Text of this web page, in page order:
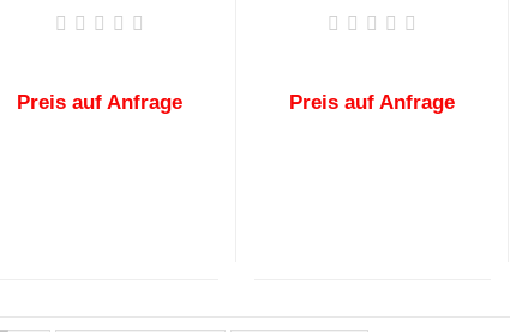
Preis auf Anfrage Preis auf Anfrage